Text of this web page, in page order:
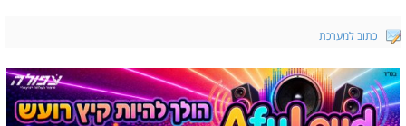
כתוב למערכת